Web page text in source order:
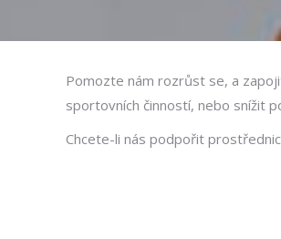
Pomozte nám rozrůst se, a
sportovních činností, nebo snížit
Chcete-li nás podpořit